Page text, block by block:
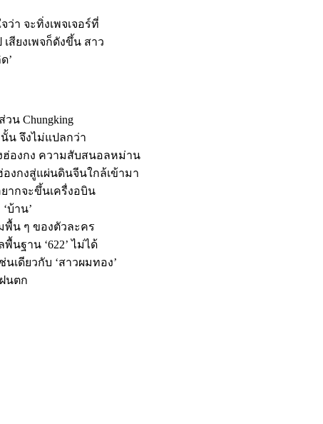
า จะทิ่งเพจเจอร์ที่
สียงเพจก็ดังขึ้น สาว
’
น Chungking
น จึงไม่แปลกว่า
องกง ความสับสนอลหม่าน
งกงสู่แผ่นดินจีนใกล้เข้ามา
ากจะขึ้นเครื่งอบิน
บ้าน’
พื้น ๆ ของตัวละคร
ฐาน ‘622’ ไม่ได้
เดียวกับ ‘สาวผมทอง’
นตก